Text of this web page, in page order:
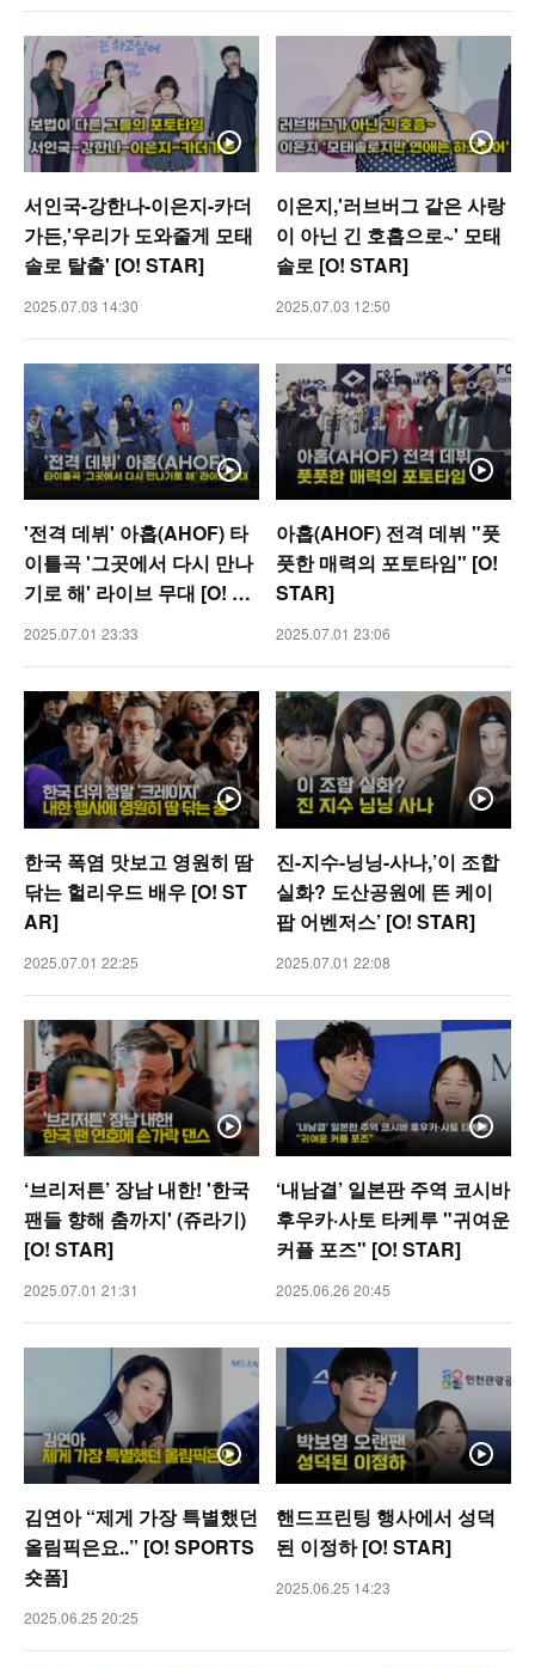
서인국-강한나-이은지-카더
가든,'우리가 도와줄게 모태
솔로 탈출' [O! STAR]
2025.07.03 14:30
이은지,'러브버그 같은 사랑
이 아닌 긴 호흡으로~' 모태
솔로 [O! STAR]
2025.07.03 12:50
'전격 데뷔' 아홉(AHOF) 타
이틀곡 '그곳에서 다시 만나
기로 해' 라이브 무대 [O! ST
AR]
2025.07.01 23:33
아홉(AHOF) 전격 데뷔 "풋
풋한 매력의 포토타임" [O!
STAR]
2025.07.01 23:06
한국 폭염 맛보고 영원히 땀
닦는 헐리우드 배우 [O! ST
AR]
2025.07.01 22:25
진-지수-닝닝-사나,’이 조합
실화? 도산공원에 뜬 케이
팝 어벤저스’ [O! STAR]
2025.07.01 22:08
‘브리저튼’ 장남 내한! '한국
팬들 향해 춤까지' (쥬라기)
[O! STAR]
2025.07.01 21:31
‘내남결’ 일본판 주역 코시바
후우카·사토 타케루 "귀여운
커플 포즈" [O! STAR]
2025.06.26 20:45
김연아 “제게 가장 특별했던
올림픽은요..” [O! SPORTS
숏폼]
2025.06.25 20:25
핸드프린팅 행사에서 성덕
된 이정하 [O! STAR]
2025.06.25 14:23